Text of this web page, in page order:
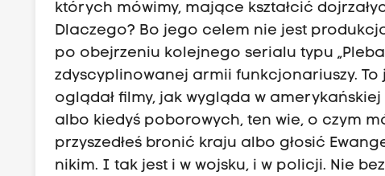
których mówimy, mające kształcić
Dlaczego? Bo jego celem nie jest
po obejrzeniu kolejnego serialu typu
zdyscyplinowanej armii funkcjonariuszy. To
oglądał filmy, jak wygląda w
albo kiedyś poborowych, ten wie, o czym
przyszedłeś bronić kraju albo głosić
nikim. I tak jest i w wojsku, i w policji. Nie